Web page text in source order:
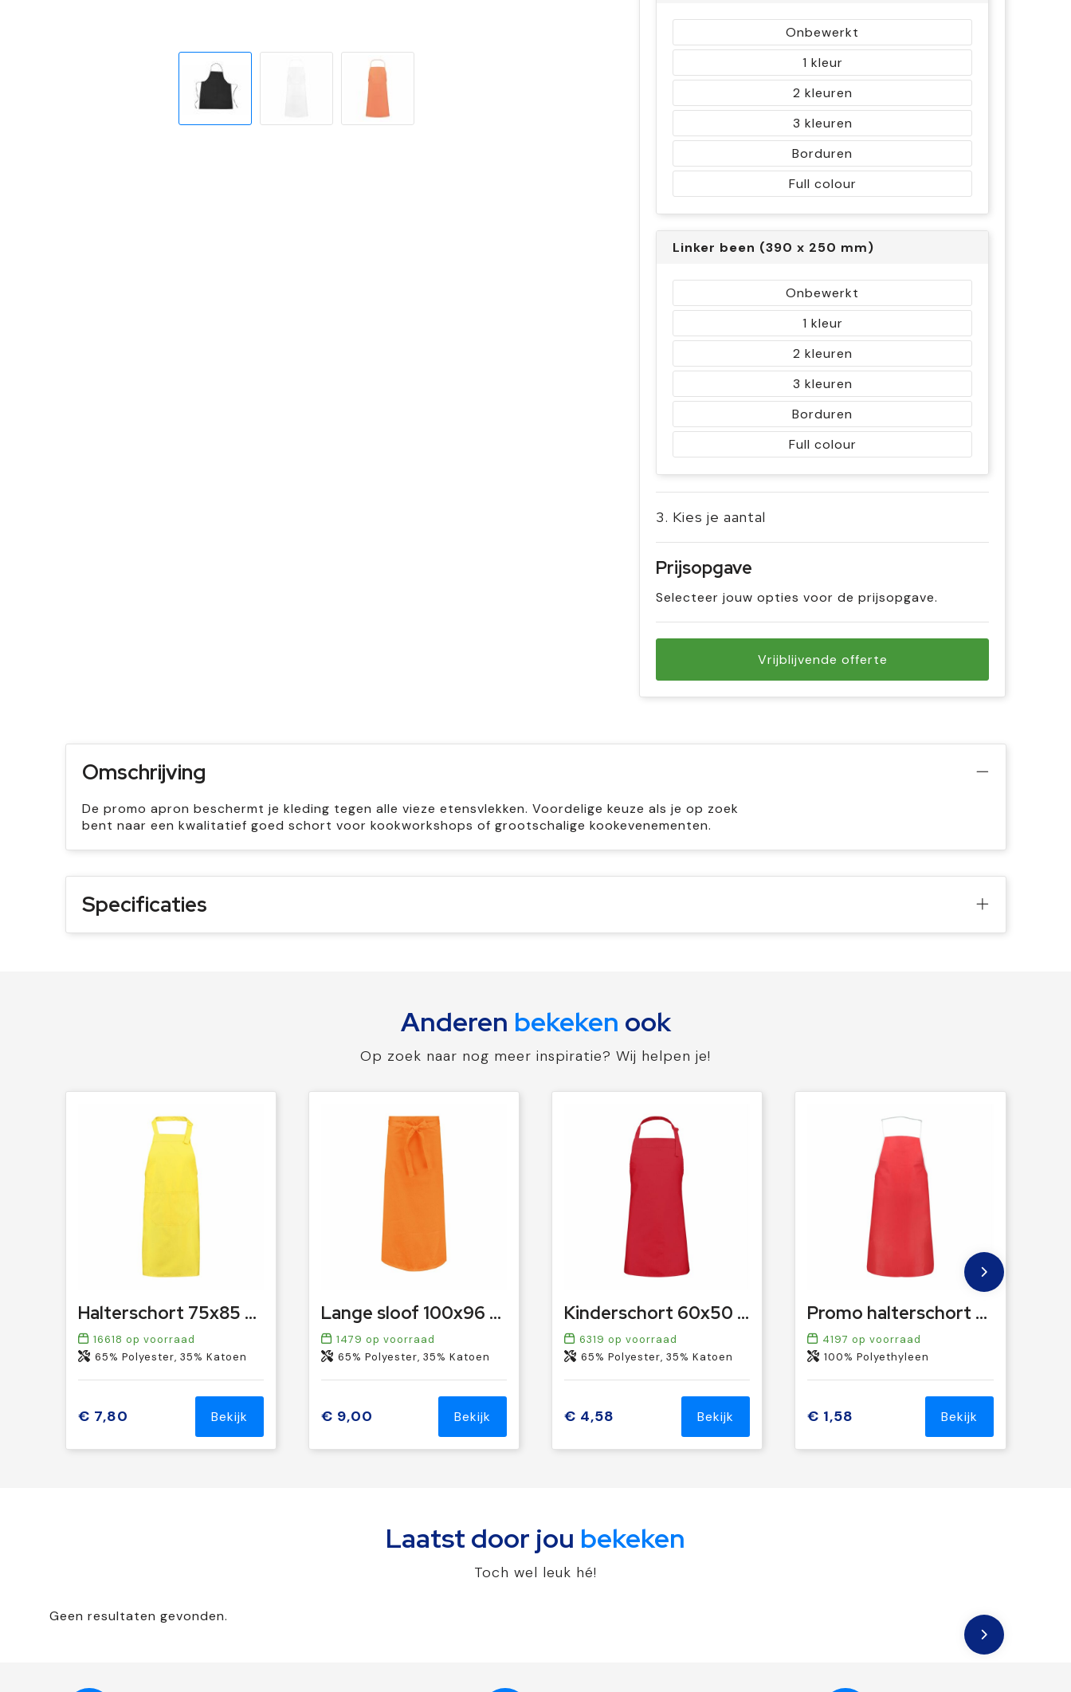
Onbewerkt
1
2
3
Borduren
Full colour
Linker been (390 x 250 mm)
Onbewerkt
1
2
3
Borduren
Full colour
3. Kies je aantal
Prijsopgave
Selecteer jouw opties voor de prijsopgave.
Vrijblijvende offerte
Omschrijving
De promo apron beschermt je kleding tegen alle vieze etensvlekken. Voordelige keuze als je op zoek
bent naar een kwalitatief goed schort voor kookworkshops of grootschalige kookevenementen.
Specificaties
Anderen bekeken ook
Op zoek naar nog meer inspiratie? Wij helpen je!
Halterschort 75x85 cm
16618 op voorraad
65% Polyester, 35% Katoen
€ 7,80 Bekijk
Lange sloof 100x96 cm
1479 op voorraad
65% Polyester, 35% Katoen
€ 9,00 Bekijk
Kinderschort 60x50 cm
6319 op voorraad
65% Polyester, 35% Katoen
€ 4,58 Bekijk
Promo halterschort 80x60 cm
4197 op voorraad
100% Polyethyleen
€ 1,58 Bekijk
Laatst door jou bekeken
Toch wel leuk hé!
Geen resultaten gevonden.